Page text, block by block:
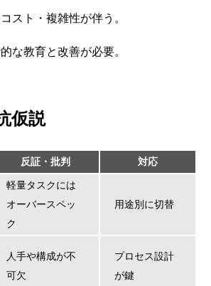
スト・複雑性が伴う。
な教育と改善が必要。
仮説
反証・批判 対応
軽量タスクには
オーバースペッ
ク
用途別に切替
人手や構成が不
可欠
プロセス設計
が鍵